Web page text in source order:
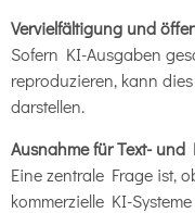
Vervielfältigung und
Sofern KI-Ausgaben
reproduzieren, kann
darstellen.
Ausnahme für Text- und
Eine zentrale Frage ist,
kommerzielle KI-